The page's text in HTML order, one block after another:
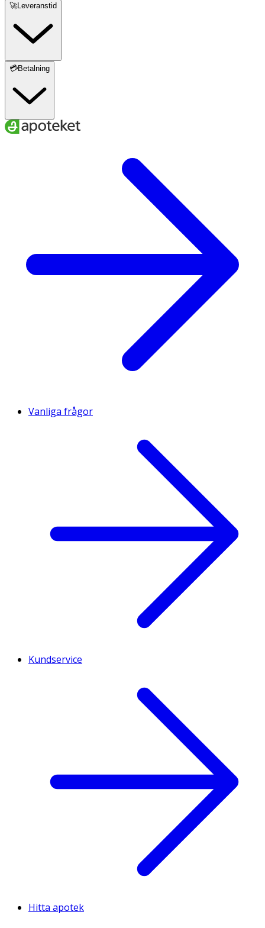
🚀Leveranstid
💳Betalning
Vanliga frågor
Kundservice
Hitta apotek